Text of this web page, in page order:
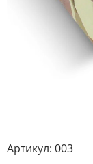
Артикул: 003